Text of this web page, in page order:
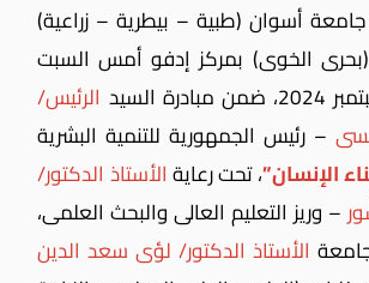
أسوان (طبية – بيطرية – زراعية)
(بحرى الخوى) بمركز إدفو أمس السبت
الرئيس/
– رئيس الجمهورية للتنمية البشرية
الإنسان”، تحت رعايةالأستاذ الدكتور/
– وريز التعليم العالى والبحث العلمى،
الأستاذ الدكتور/ لؤى سعد الدين